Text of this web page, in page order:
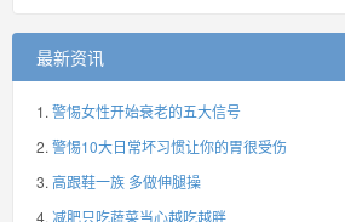
最新资讯
警惕女性开始衰老的五大信号
警惕10大日常坏习惯让你的胃很受伤
高跟鞋一族 多做伸腿操
减肥只吃蔬菜当心越吃越胖